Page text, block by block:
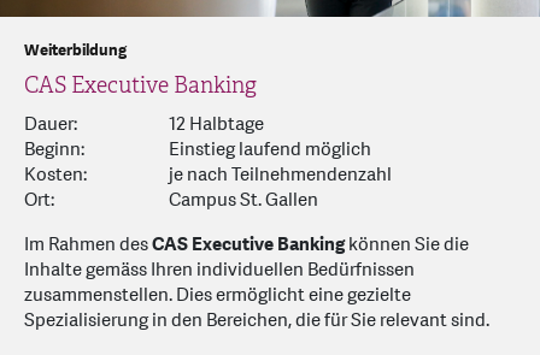
Weiterbildung
CAS Executive Banking
Dauer:
12 Halbtage
Beginn:
Einstieg laufend möglich
Kosten:
je nach Teilnehmendenzahl
Ort:
Campus St. Gallen
Im Rahmen desCAS Executive Bankingkönnen Sie die
Inhalte gemäss Ihren individuellen Bedürfnissen
zusammenstellen. Dies ermöglicht eine gezielte
Spezialisierung in den Bereichen, die für Sie relevant sind.